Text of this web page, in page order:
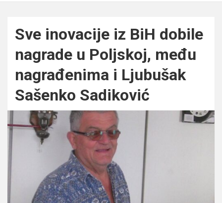
Sve inovacije iz BiH dobile
nagrade u Poljskoj, među
nagrađenima i Ljubušak
Sašenko Sadiković